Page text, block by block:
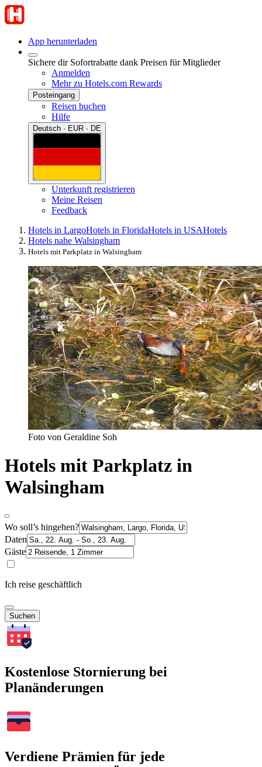
App herunterladen
Sichere dir Sofortrabatte dank Preisen für Mitglieder
Anmelden
Mehr zu Hotels.com Rewards
Posteingang
Reisen buchen
Hilfe
Deutsch · EUR · DE
Unterkunft registrieren
Meine Reisen
Feedback
Hotels in LargoHotels in FloridaHotels in USAHotels
Hotels nahe Walsingham
Hotels mit Parkplatz in Walsingham
Foto von Geraldine Soh
Hotels mit Parkplatz in
Walsingham
Wo soll’s hingehen?
Daten
Gäste
Ich reise geschäftlich
Suchen
Kostenlose Stornierung bei
Planänderungen
Verdiene Prämien für jede